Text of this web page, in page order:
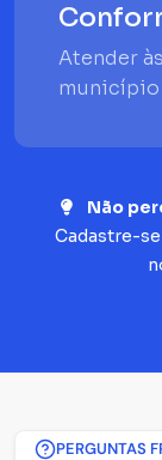
Atender
município
Não
Cadastre-
PERGUNTAS